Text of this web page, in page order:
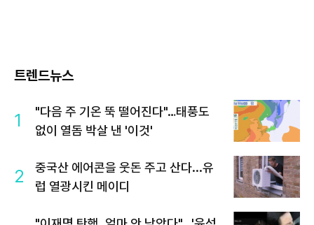
트렌드뉴스
1
"다음 주 기온 뚝 떨어진다"…태풍도
없이 열돔 박살 낸 '이것'
2
중국산 에어콘을 웃돈 주고 산다...유
럽 열광시킨 메이디